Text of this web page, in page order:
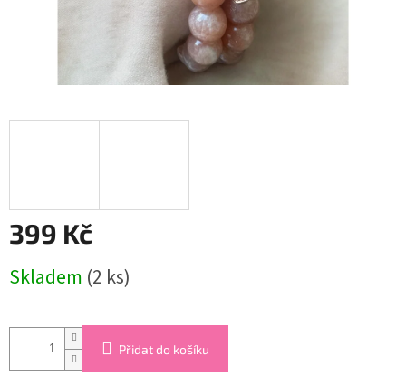
399 Kč
cena:
Skladem (2 ks)
Přidat do košíku